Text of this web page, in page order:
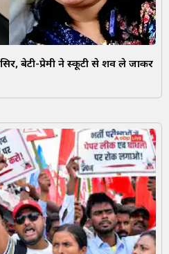
बेटी-प्रेमी ने स्कूटी से शव ले जाकर